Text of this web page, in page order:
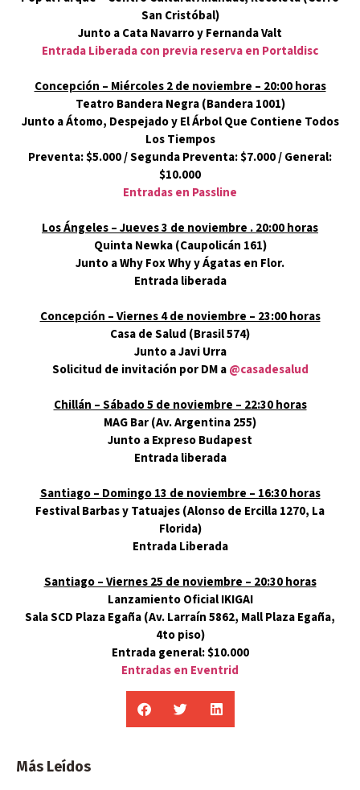
San Cristóbal)
Junto a Cata Navarro y Fernanda Valt
Entrada Liberada con previa reserva en Portaldisc
Concepción – Miércoles 2 de noviembre – 20:00 horas
Teatro Bandera Negra (Bandera 1001)
Junto a Átomo, Despejado y El Árbol Que Contiene Todos
Los Tiempos
Preventa: $5.000 / Segunda Preventa: $7.000 / General:
$10.000
Entradas en Passline
Los Ángeles – Jueves 3 de noviembre . 20:00 horas
Quinta Newka (Caupolicán 161)
Junto a Why Fox Why y Ágatas en Flor.
Entrada liberada
Concepción – Viernes 4 de noviembre – 23:00 horas
Casa de Salud (Brasil 574)
Junto a Javi Urra
Solicitud de invitación por DM a@casadesalud
Chillán – Sábado 5 de noviembre – 22:30 horas
MAG Bar (Av. Argentina 255)
Junto a Expreso Budapest
Entrada liberada
Santiago – Domingo 13 de noviembre – 16:30 horas
Festival Barbas y Tatuajes (Alonso de Ercilla 1270, La
Florida)
Entrada Liberada
Santiago – Viernes 25 de noviembre – 20:30 horas
Lanzamiento Oficial IKIGAI
Sala SCD Plaza Egaña (Av. Larraín 5862, Mall Plaza Egaña,
4to piso)
Entrada general: $10.000
Entradas en Eventrid
Más Leídos